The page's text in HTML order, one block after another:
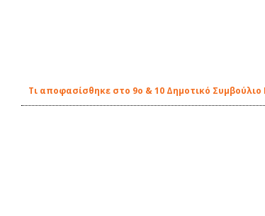
Τι αποφασίσθηκε στο 9ο & 10 Δημοτικό Συμβούλιο